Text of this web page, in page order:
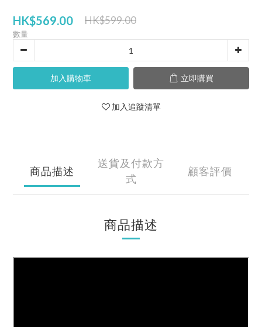
HK$569.00 HK$599.00
數量
加入購物車 立即購買
加入追蹤清單
商品描述
送貨及付款方
式
顧客評價
商品描述